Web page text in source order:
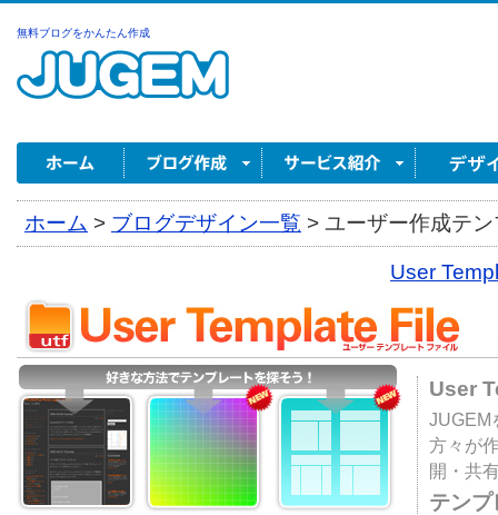
無料ブログをかんたん作成
ホーム > ブログデザイン一覧 > ユーザー作成テ
User
User
JUGEM
方々が
開・共
テン